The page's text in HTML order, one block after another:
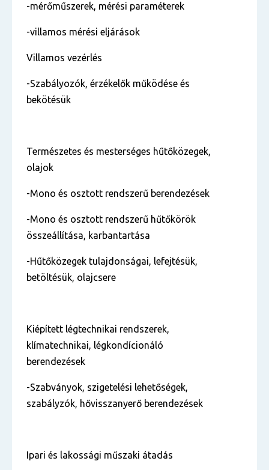
-mérőműszerek, mérési paraméterek
-villamos mérési eljárások
Villamos vezérlés
-Szabályozók, érzékelők működése és
bekötésük
Természetes és mesterséges hűtőközegek,
olajok
-Mono és osztott rendszerű berendezések
-Mono és osztott rendszerű hűtőkörök
összeállítása, karbantartása
-Hűtőközegek tulajdonságai, lefejtésük,
betöltésük, olajcsere
Kiépített légtechnikai rendszerek,
klímatechnikai, légkondícionáló
berendezések
-Szabványok, szigetelési lehetőségek,
szabályzók, hővisszanyerő berendezések
Ipari és lakossági műszaki átadás